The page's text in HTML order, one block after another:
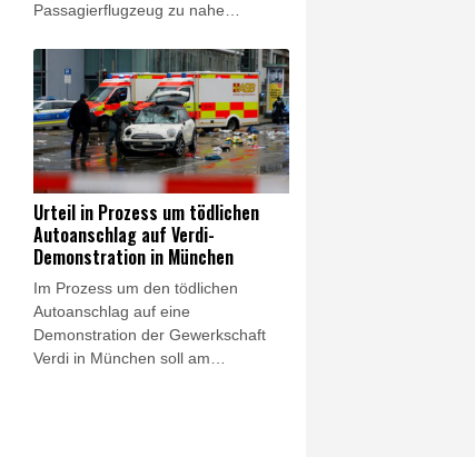
Passagierflugzeug zu nahe
Transportsicherheitsbehörde
erklärte am Mittwoch, sie
untersuche einen Vorfall, "bei dem
der vorgeschriebene
Sicherheitsabstand zwischen der
'Marine One' und einem vom
Washington National Airport (DCA)
gestarteten Passagierflugzeug
unterschritten worden sein soll".
Das Weiße Haus betonte, der
Präsident habe sich zu keinem
Zeitpunkt in Gefahr befunden.
Urteil in Prozess um tödlichen
Autoanschlag auf Verdi-
Demonstration in München
Im Prozess um den tödlichen
Autoanschlag auf eine
Demonstration der Gewerkschaft
Verdi in München soll am